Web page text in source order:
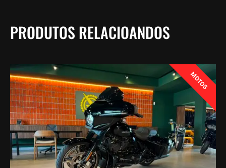
PRODUTOS RELACIOANDOS
MOTOS